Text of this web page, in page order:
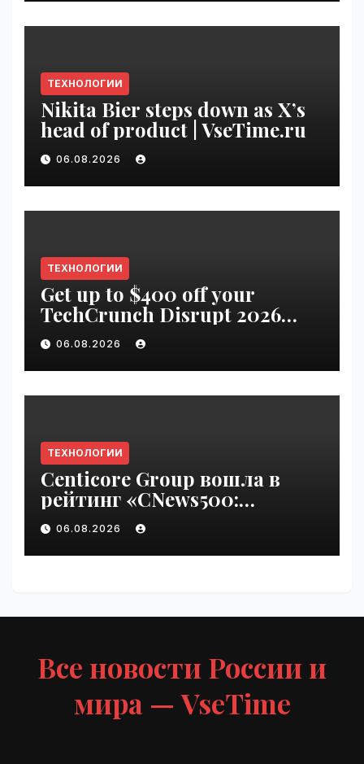
ТЕХНОЛОГИИ
Nikita Bier steps down as X’s
head of product | VseTime.ru
06.08.2026
ТЕХНОЛОГИИ
Get up to $400 off your
TechCrunch Disrupt 2026
pass until Friday | VseTime.ru
06.08.2026
ТЕХНОЛОГИИ
Centicore Group вошла в
рейтинг «CNews500:
Крупнейшие ИТ-компании
России» | VseTime.ru
06.08.2026
Все новости России и
мира — VseTime